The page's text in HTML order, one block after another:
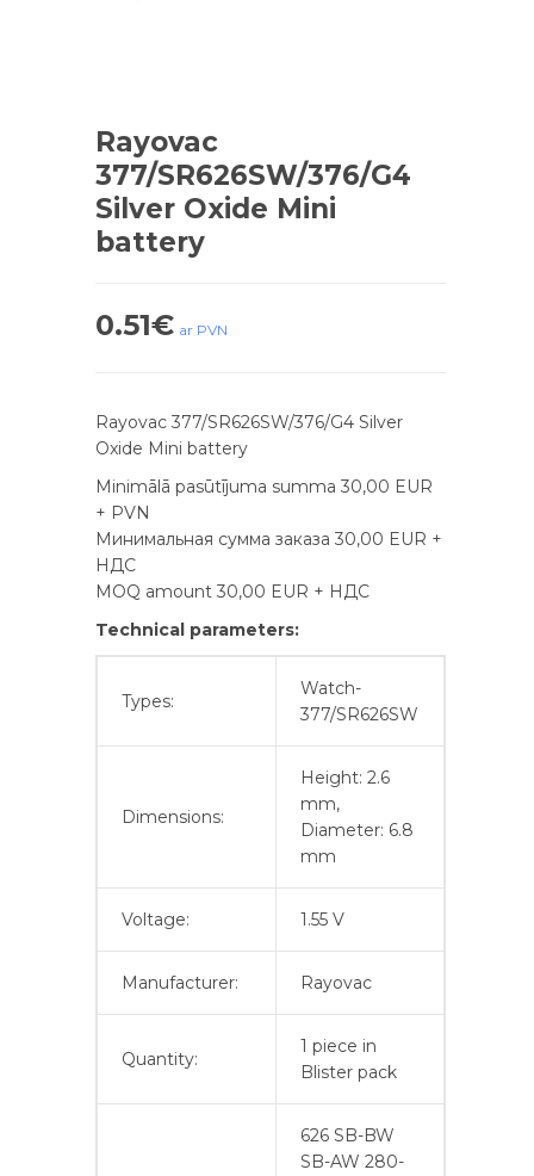
Rayovac
377/SR626SW/376/G4
Silver Oxide Mini
battery
0.51€ ar PVN
Rayovac 377/SR626SW/376/G4 Silver
Oxide Mini battery
Minimālā pasūtījuma summa 30,00 EUR
+ PVN
Минимальная сумма заказа 30,00 EUR +
НДС
MOQ amount 30,00 EUR + НДС
Technical parameters:
Types:
Watch-
377/SR626SW
Dimensions:
Height: 2.6
mm,
Diameter: 6.8
mm
Voltage: 1.55 V
Manufacturer: Rayovac
Quantity:
1 piece in
Blister pack
626 SB-BW
SB-AW 280-